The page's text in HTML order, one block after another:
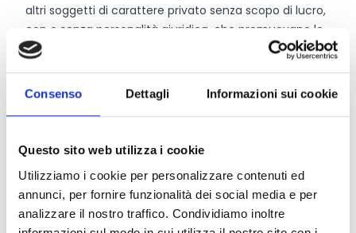
Consenso Dettagli Informazioni sui cookie
Questo sito web utilizza i cookie
Utilizziamo i cookie per personalizzare contenuti ed
annunci, per fornire funzionalità dei social media e per
analizzare il nostro traffico. Condividiamo inoltre
altri soggetti di carattere privato senza scopo di lucro,
con o senza personalità giuridica, che promuovano lo
sviluppo economico o perseguano scopi di utilità
per iniziative o progetti riconducibili ad uno dei settori
a enti:
settore “Arte, attività e beni culturali”;
che comprovino le loro esperienze, competenze e
conoscenze nell’ambito del progetto proposto, al fine